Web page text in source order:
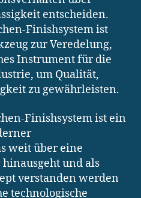
entscheiden.
Finishsystem ist
zur Veredelung,
Instrument für die
um Qualität,
zu gewährleisten.
Finishsystem ist ein
weit über eine
und als
verstanden werden
technologische